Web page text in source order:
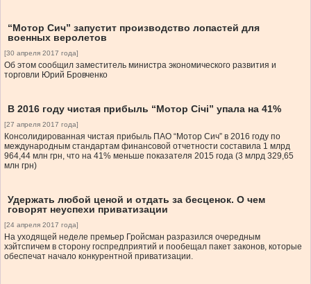
“Мотор Сич” запустит производство лопастей для
военных веролетов
[30 апреля 2017 года]
Об этом сообщил заместитель министра экономического развития и
торговли Юрий Бровченко
В 2016 году чистая прибыль “Мотор Січі” упала на 41%
[27 апреля 2017 года]
Консолидированная чистая прибыль ПАО “Мотор Сич” в 2016 году по
международным стандартам финансовой отчетности составила 1 млрд
964,44 млн грн, что на 41% меньше показателя 2015 года (3 млрд 329,65
млн грн)
Удержать любой ценой и отдать за бесценок. О чем
говорят неуспехи приватизации
[24 апреля 2017 года]
На уходящей неделе премьер Гройсман разразился очередным
хэйтспичем в сторону госпредприятий и пообещал пакет законов, которые
обеспечат начало конкурентной приватизации.